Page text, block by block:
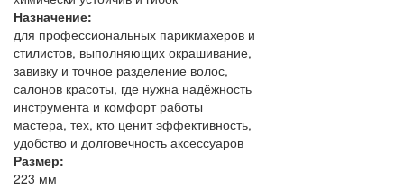
Назначение:
для профессиональных парикмахеров и
стилистов, выполняющих окрашивание,
завивку и точное разделение волос,
салонов красоты, где нужна надёжность
инструмента и комфорт работы
мастера, тех, кто ценит эффективность,
удобство и долговечность аксессуаров
Размер:
223 мм